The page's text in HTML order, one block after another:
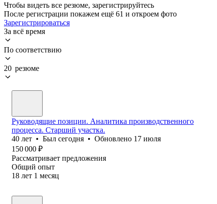
Чтобы видеть все резюме, зарегистрируйтесь
После регистрации покажем ещё 61 и откроем фото
Зарегистрироваться
За всё время
По соответствию
20 резюме
Руководящие позиции. Аналитика производственного
процесса. Старший участка.
40 лет • Был сегодня • Обновлено 17 июля
150 000 ₽
Рассматривает предложения
Общий опыт
18 лет 1 месяц